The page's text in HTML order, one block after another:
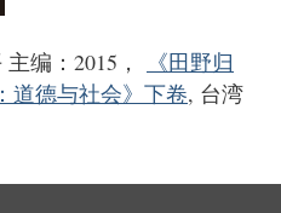
主编： 2015 ，
《田野归
道德与社会》下卷, 台湾